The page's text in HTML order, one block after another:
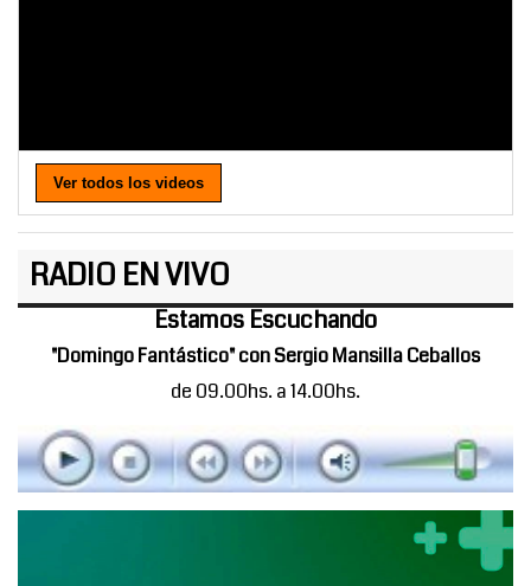
Ver todos los videos
RADIO EN VIVO
Estamos Escuchando
"Domingo Fantástico" con Sergio Mansilla Ceballos
de 09.00hs. a 14.00hs.